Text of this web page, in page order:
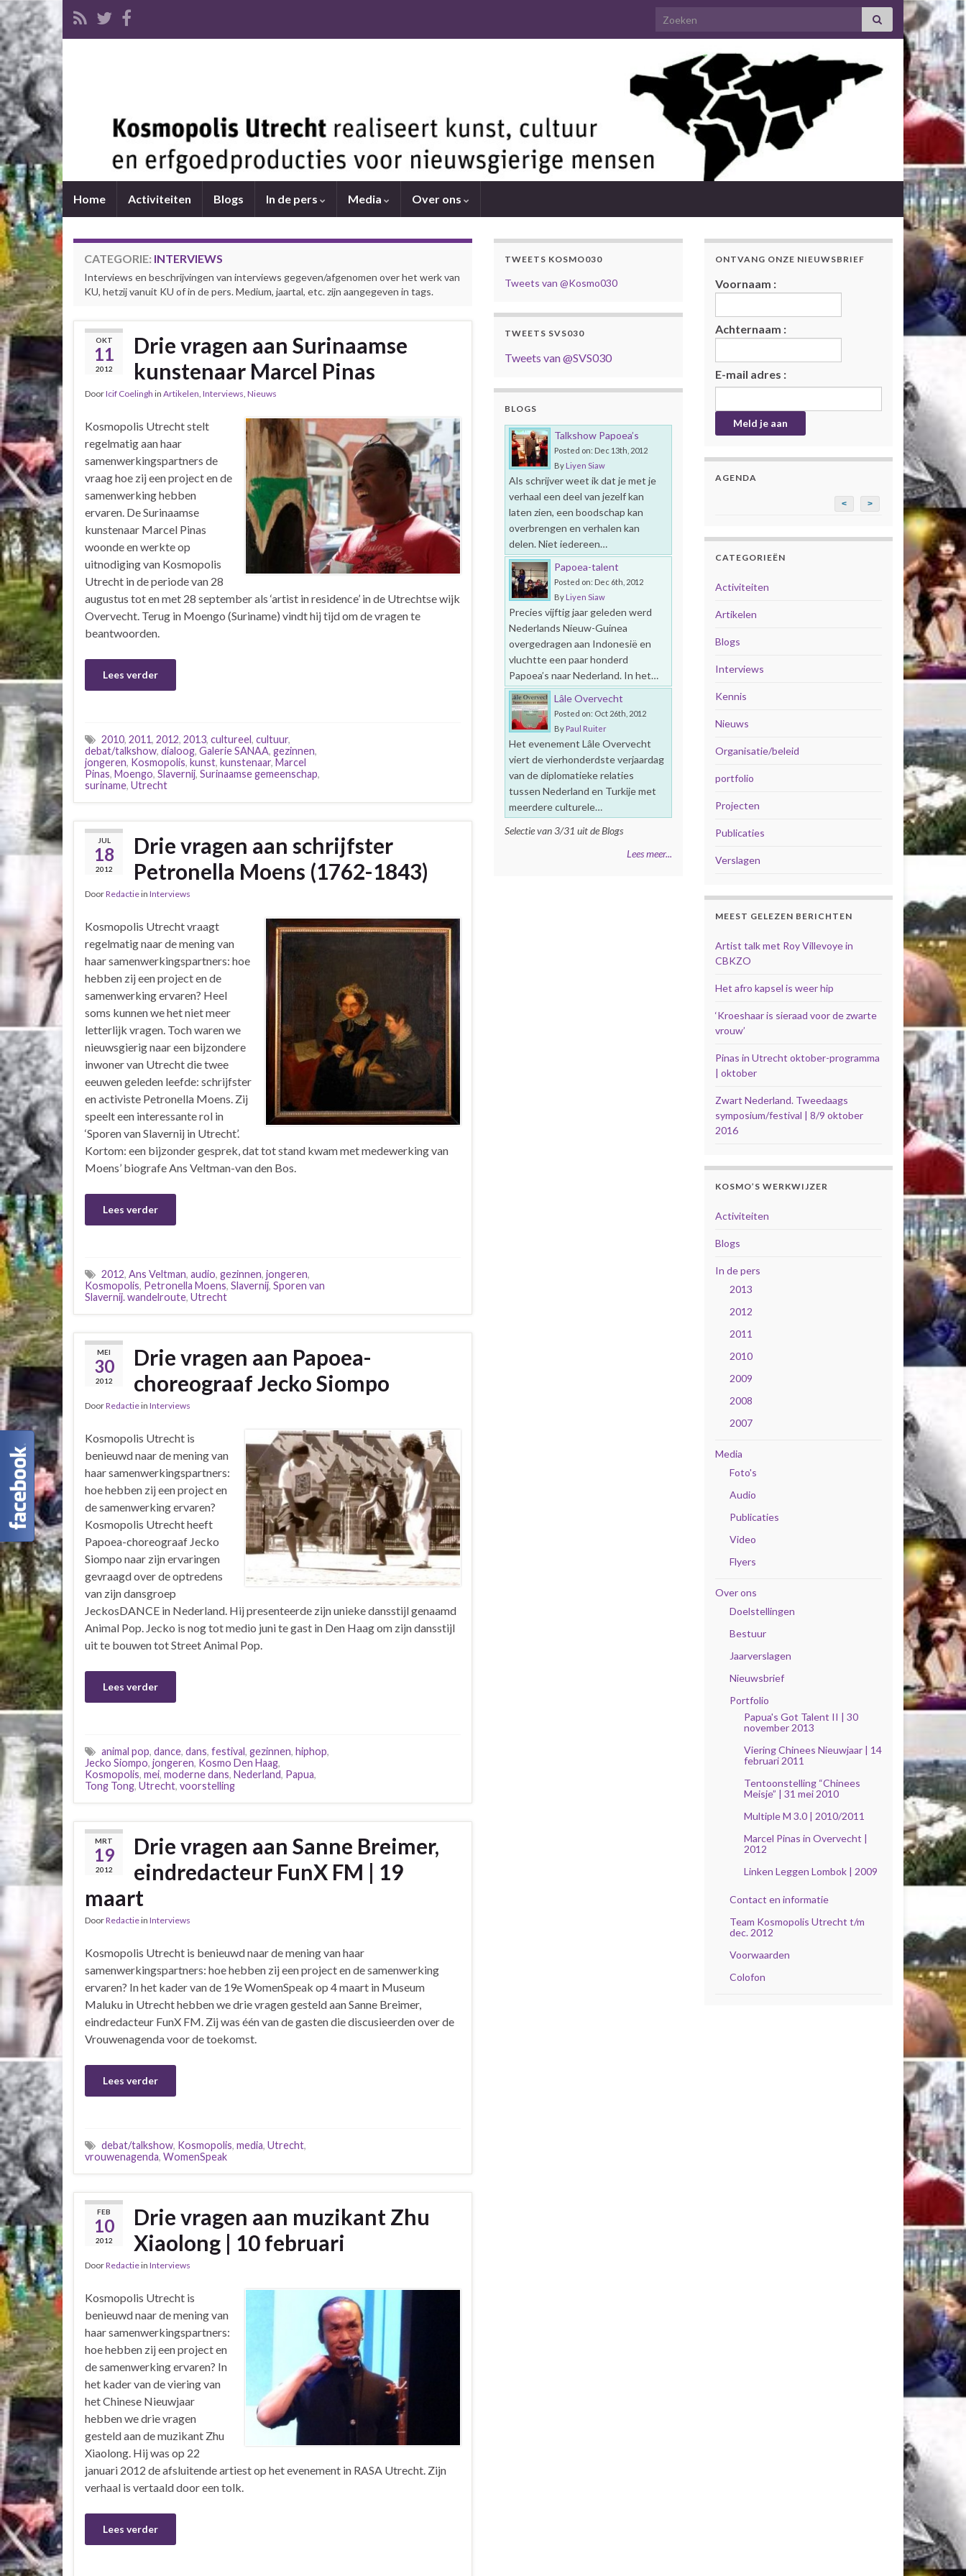
Search for:
Home Activiteiten Blogs In de pers Media Over ons
CATEGORIE: INTERVIEWS
Interviews en beschrijvingen van interviews gegeven/afgenomen over het werk van
KU, hetzij vanuit KU of in de pers. Medium, jaartal, etc. zijn aangegeven in tags.
OKT
11
2012
Drie vragen aan Surinaamse
kunstenaar Marcel Pinas
DoorIcif Coelingh in Artikelen, Interviews, Nieuws
Kosmopolis Utrecht stelt
regelmatig aan haar
samenwerkingspartners de
vraag hoe zij een project en de
samenwerking hebben
ervaren. De Surinaamse
kunstenaar Marcel Pinas
woonde en werkte op
uitnodiging van Kosmopolis
Utrecht in de periode van 28
augustus tot en met 28 september als ‘artist in residence’ in de Utrechtse wijk
Overvecht. Terug in Moengo (Suriname) vindt hij tijd om de vragen te
beantwoorden.
Lees verder
2010, 2011, 2012, 2013, cultureel, cultuur,
debat/talkshow, dialoog, Galerie SANAA, gezinnen,
jongeren, Kosmopolis, kunst, kunstenaar, Marcel
Pinas, Moengo, Slavernij, Surinaamse gemeenschap,
suriname, Utrecht
JUL
18
2012
Drie vragen aan schrijfster
Petronella Moens (1762-1843)
DoorRedactiein Interviews
Kosmopolis Utrecht vraagt
regelmatig naar de mening van
haar samenwerkingspartners: hoe
hebben zij een project en de
samenwerking ervaren? Heel
soms kunnen we het niet meer
letterlijk vragen. Toch waren we
nieuwsgierig naar een bijzondere
inwoner van Utrecht die twee
eeuwen geleden leefde: schrijfster
en activiste Petronella Moens. Zij
speelt een interessante rol in
‘Sporen van Slavernij in Utrecht’.
Kortom: een bijzonder gesprek, dat tot stand kwam met medewerking van
Moens’ biografe Ans Veltman-van den Bos.
Lees verder
2012, Ans Veltman, audio, gezinnen, jongeren,
Kosmopolis, Petronella Moens, Slavernij, Sporen van
Slavernij. wandelroute, Utrecht
MEI
30
2012
Drie vragen aan Papoea-
choreograaf Jecko Siompo
DoorRedactiein Interviews
Kosmopolis Utrecht is
benieuwd naar de mening van
haar samenwerkingspartners:
hoe hebben zij een project en
de samenwerking ervaren?
Kosmopolis Utrecht heeft
Papoea-choreograaf Jecko
Siompo naar zijn ervaringen
gevraagd over de optredens
van zijn dansgroep
JeckosDANCE in Nederland. Hij presenteerde zijn unieke dansstijl genaamd
Animal Pop. Jecko is nog tot medio juni te gast in Den Haag om zijn dansstijl
uit te bouwen tot Street Animal Pop.
Lees verder
animal pop, dance, dans, festival, gezinnen, hiphop,
Jecko Siompo, jongeren, Kosmo Den Haag,
Kosmopolis, mei, moderne dans, Nederland, Papua,
Tong Tong, Utrecht, voorstelling
MRT
19
2012
Drie vragen aan Sanne Breimer,
eindredacteur FunX FM | 19
maart
DoorRedactiein Interviews
Kosmopolis Utrecht is benieuwd naar de mening van haar
samenwerkingspartners: hoe hebben zij een project en de samenwerking
ervaren? In het kader van de 19e WomenSpeak op 4 maart in Museum
Maluku in Utrecht hebben we drie vragen gesteld aan Sanne Breimer,
eindredacteur FunX FM. Zij was één van de gasten die discusieerden over de
Vrouwenagenda voor de toekomst.
Lees verder
debat/talkshow, Kosmopolis, media, Utrecht,
vrouwenagenda, WomenSpeak
FEB
10
2012
Drie vragen aan muzikant Zhu
Xiaolong | 10 februari
DoorRedactiein Interviews
Kosmopolis Utrecht is
benieuwd naar de mening van
haar samenwerkingspartners:
hoe hebben zij een project en
de samenwerking ervaren? In
het kader van de viering van
het Chinese Nieuwjaar
hebben we drie vragen
gesteld aan de muzikant Zhu
Xiaolong. Hij was op 22
januari 2012 de afsluitende artiest op het evenement in RASA Utrecht. Zijn
verhaal is vertaald door een tolk.
Lees verder
TWEETS KOSMO030
Tweets van @Kosmo030
TWEETS SVS030
Tweets van @SVS030
BLOGS
Talkshow Papoea’s
Posted on: Dec 13th, 2012
By Liyen Siaw
Als schrijver weet ik dat je met je
verhaal een deel van jezelf kan
laten zien, een boodschap kan
overbrengen en verhalen kan
delen. Niet iedereen…
Papoea-talent
Posted on: Dec 6th, 2012
By Liyen Siaw
Precies vijftig jaar geleden werd
Nederlands Nieuw-Guinea
overgedragen aan Indonesië en
vluchtte een paar honderd
Papoea’s naar Nederland. In het…
Lâle Overvecht
Posted on: Oct 26th, 2012
By Paul Ruiter
Het evenement Lâle Overvecht
viert de vierhonderdste verjaardag
van de diplomatieke relaties
tussen Nederland en Turkije met
meerdere culturele…
Selectie van 3/31 uit de Blogs
Lees meer...
ONTVANG ONZE NIEUWSBRIEF
Voornaam :
Achternaam :
E-mail adres :
AGENDA
< >
CATEGORIEËN
Activiteiten
Artikelen
Blogs
Interviews
Kennis
Nieuws
Organisatie/beleid
portfolio
Projecten
Publicaties
Verslagen
MEEST GELEZEN BERICHTEN
Artist talk met Roy Villevoye in
CBKZO
Het afro kapsel is weer hip
‘Kroeshaar is sieraad voor de zwarte
vrouw’
Pinas in Utrecht oktober-programma
| oktober
Zwart Nederland. Tweedaags
symposium/festival | 8/9 oktober
2016
KOSMO’S WERKWIJZER
Activiteiten
Blogs
In de pers
2013
2012
2011
2010
2009
2008
2007
Media
Foto's
Audio
Publicaties
Video
Flyers
Over ons
Doelstellingen
Bestuur
Jaarverslagen
Nieuwsbrief
Portfolio
Papua's Got Talent II | 30
november 2013
Viering Chinees Nieuwjaar | 14
februari 2011
Tentoonstelling “Chinees
Meisje” | 31 mei 2010
Multiple M 3.0 | 2010/2011
Marcel Pinas in Overvecht |
2012
Linken Leggen Lombok | 2009
Contact en informatie
Team Kosmopolis Utrecht t/m
dec. 2012
Voorwaarden
Colofon